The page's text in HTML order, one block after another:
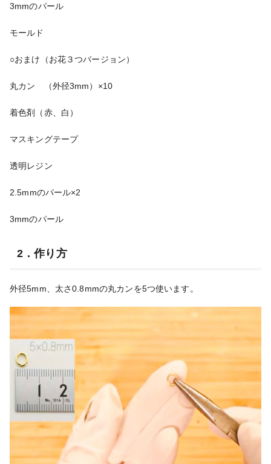
3mmのパール
モールド
○おまけ（お花３つバージョン）
丸カン （外径3mm）×10
着色剤（赤、白）
マスキングテープ
透明レジン
2.5mmのパール×2
3mmのパール
2．作り方
外径5mm、太さ0.8mmの丸カンを5つ使います。